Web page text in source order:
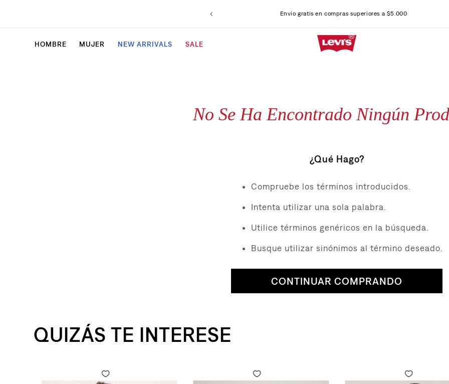
Envío gratis en compras superiores a $5.000
HOMBRE MUJER NEW ARRIVALS SALE
No Se Ha Encontrado Ningún
¿Qué Hago?
Compruebe los términos introducidos.
Intenta utilizar una sola palabra.
Utilice términos genéricos en la búsqueda.
Busque utilizar sinónimos al término deseado.
CONTINUAR COMPRANDO
QUIZÁS TE INTERESE